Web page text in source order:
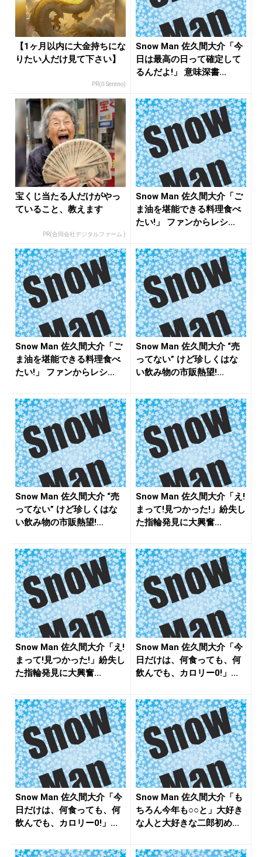
【1ヶ月以内に大金持ちにな
りたい人だけ見て下さい】
PR(Il Sereno)
Snow Man 佐久間大介「今
日は最高の日って確定して
るんだよ!」 意味深書...
宝くじ当たる人だけがやっ
ていること、教えます
PR(合同会社デジタルファーム )
Snow Man 佐久間大介「ご
ま油を堪能できる料理食べ
たい!」 ファンからレシ...
Snow Man 佐久間大介「ご
ま油を堪能できる料理食べ
たい!」 ファンからレシ...
Snow Man 佐久間大介 “売
ってない” けど珍しくはな
い飲み物の市販熱望!...
Snow Man 佐久間大介 “売
ってない” けど珍しくはな
い飲み物の市販熱望!...
Snow Man 佐久間大介「え!
まって!見つかった!」紛失し
た指輪発見に大興奮...
Snow Man 佐久間大介「え!
まって!見つかった!」紛失し
た指輪発見に大興奮...
Snow Man 佐久間大介「今
日だけは、何食っても、何
飲んでも、カロリー0!」...
Snow Man 佐久間大介「今
日だけは、何食っても、何
飲んでも、カロリー0!」...
Snow Man 佐久間大介「も
ちろん今年も○○と」大好き
な人と大好きな二郎初め...